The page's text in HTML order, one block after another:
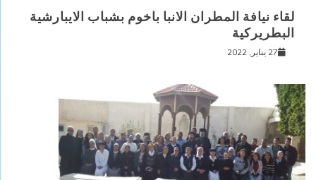
لقاء نيافة المطران الانبا باخوم بشباب الايبارشية
البطريركية
27 يناير, 2022